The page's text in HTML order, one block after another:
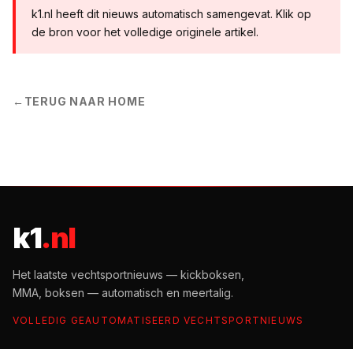
k1.nl heeft dit nieuws automatisch samengevat. Klik op
de bron voor het volledige originele artikel.
← TERUG NAAR HOME
k1.nl
Het laatste vechtsportnieuws — kickboksen,
MMA, boksen — automatisch en meertalig.
VOLLEDIG GEAUTOMATISEERD VECHTSPORTNIEUWS